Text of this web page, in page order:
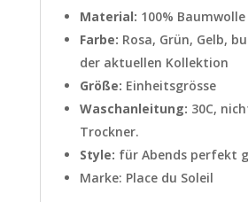
Material: 100% Baumwolle
Farbe: Rosa, Grün, Gelb,
der aktuellen Kollektion
Größe: Einheitsgrösse
Waschanleitung: 30C,
Trockner.
Style: für Abends perfekt
Marke: Place du Soleil